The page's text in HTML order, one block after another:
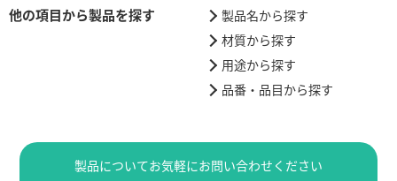
他の項目から製品を探す
製品名から探す
材質から探す
用途から探す
品番・品目から探す
製品についてお気軽にお問い合わせください